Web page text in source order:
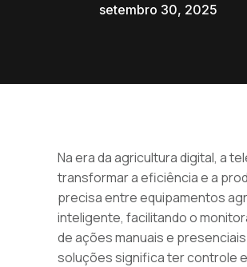
setembro 30, 2025
Na era da agricultura digital, a
transformar a eficiência e a
precisa entre equipamentos
inteligente, facilitando o
de ações manuais e
soluções significa ter controle